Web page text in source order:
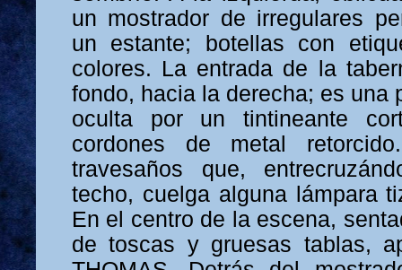
un mostrador de irregulares
un estante; botellas con
colores. La entrada de la
fondo, hacia la derecha; es una
oculta por un tintineante
cordones de metal
travesaños que,
techo, cuelga alguna lámpara
En el centro de la escena,
de toscas y gruesas tablas,